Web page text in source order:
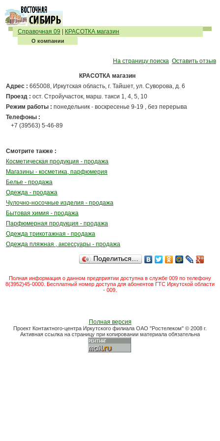
Справочная 09 КРАСОТКА магазин
О компании
На страницу поиска Оставить отзыв
КРАСОТКА магазин
Адрес : 665008, Иркутская область, г. Тайшет, ул. Суворова, д. 6
Проезд : ост. Стройучасток, марш. такси 1, 4, 5, 10
Режим работы : понедельник - воскресенье 9-19 , без перерыва
Телефоны :
+7 (39563) 5-46-89
Смотрите также :
Косметическая продукция - продажа
Магазины - косметика, парфюмерия
Белье - продажа
Одежда - продажа
Чулочно-носочные изделия - продажа
Бытовая химия - продажа
Парфюмерная продукция - продажа
Одежда трикотажная - продажа
Одежда пляжная , аксессуары - продажа
Поделиться…
Полная информация о данном предприятии доступна в службе 009 по телефону
8(3952)45-0000. Бесплатный номер доступа для абонентов ГТС Иркутской области
- 009.
Полная версия
Проект Контактного-центра Иркутского филиала ОАО "Ростелеком" © 2008 г.
Активная ссылка на страницу при копировании материала обязательна